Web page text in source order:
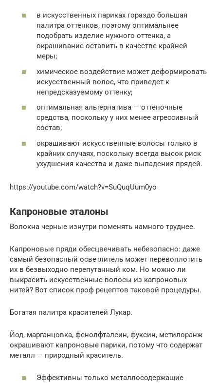
в искусственных париках гораздо большая
палитра оттенков, поэтому оптимальнее
подобрать изделие нужного оттенка, а
окрашивание оставить в качестве крайней
меры;
химическое воздействие может деформировать
искусственный волос, что приведет к
непредсказуемому оттенку;
оптимальная альтернатива — оттеночные
средства, поскольку у них менее агрессивный
состав;
окрашивают искусственные волосы только в
крайних случаях, поскольку всегда высок риск
ухудшения качества и даже выпадения прядей.
https://youtube.com/watch?v=SuQuqUum0yo
Капроновые эталоны
Волокна черные изнутри поменять намного труднее.
Капроновые пряди обесцвечивать небезопасно: даже
самый безопасный осветлитель может перевоплотить
их в безвыходно перепутанный ком. Но можно ли
выкрасить искусственные волосы из капроновых
нитей? Вот список проф рецептов таковой процедуры.
Богатая палитра красителей Лукар.
Йод, марганцовка, фенолфталеин, фуксин, метилоранж
окрашивают капроновые парики, потому что содержат
металл — природный краситель.
Эффективны только металлосодержащие